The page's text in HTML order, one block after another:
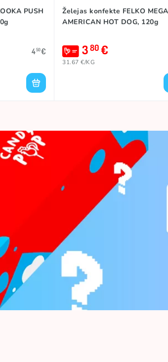
PUSH
450€
Želejas konfekte FELKO MEGA
AMERICAN HOT DOG, 120g
380€
31.67 €/KG